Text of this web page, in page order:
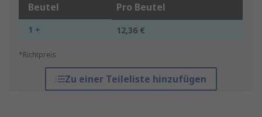
Beutel Pro Beutel
1 + 12,36 €
*Richtpreis
Zu einer Teileliste hinzufügen